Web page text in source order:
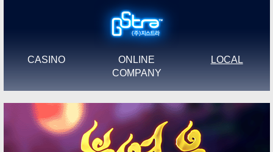
CASINO ONLINE
LOCAL
COMPANY